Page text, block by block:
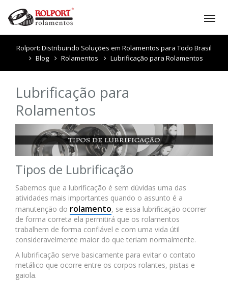
Rolport: Distribuindo Soluções em Rolamentos para Todo Brasil
Blog
Rolamentos Lubrificação para Rolamentos
Lubrificação para
Rolamentos
Tipos de Lubrificação
Sabemos que a lubrificação é sem dúvidas uma das
atividades mais importantes quando o assunto é a
manutenção do rolamento, se essa lubrificação ocorrer
de forma correta ela permitirá que os rolamentos
trabalhem de forma confiável e com uma vida útil
consideravelmente maior do que teriam normalmente.
A lubrificação serve basicamente para evitar o contato
metálico que ocorre entre os corpos rolantes, pistas e
gaiola.